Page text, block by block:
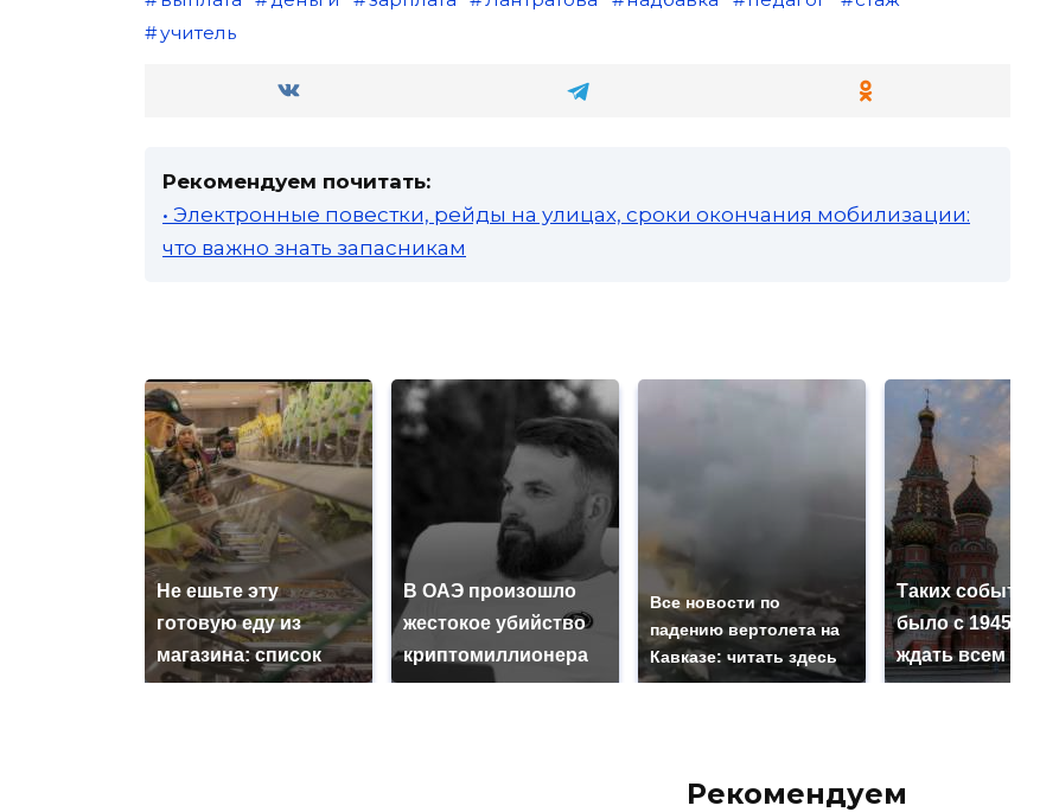
учитель
Рекомендуем почитать:
• Электронные повестки, рейды на улицах, сроки окончания мобилизации:
что важно знать запасникам
Не ешьте эту
готовую еду из
магазина: список
В ОАЭ произошло
жестокое убийство
криптомиллионера
Все новости по
падению вертолета на
Кавказе: читать здесь
Таких событий не
было с 1945: чего
ждать всем нам?
Рекомендуем